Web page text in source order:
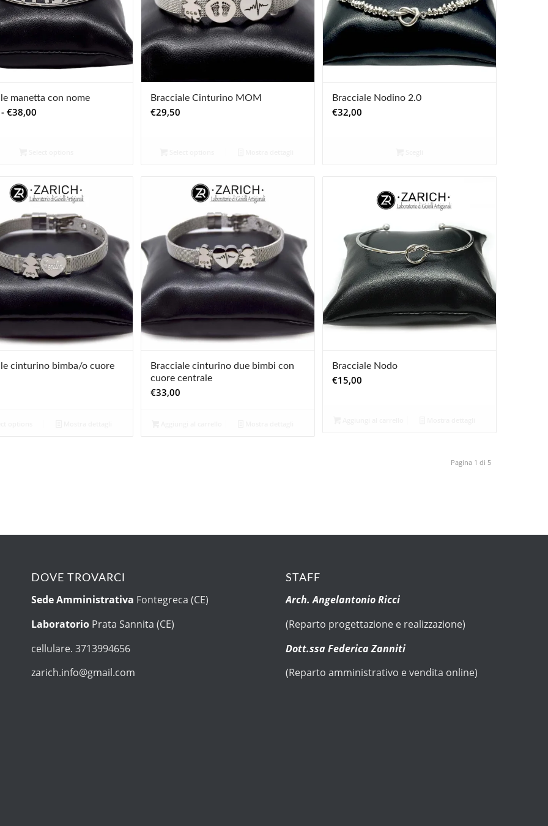
manetta con nome
- €38,00Fascia
a
€38,00
Bracciale Cinturino MOM
€29,50
Bracciale Nodino 2.0
€32,00
cinturino bimba/o cuore
Bracciale cinturino due bimbi con
cuore centrale
€33,00
Bracciale Nodo
€15,00
Pagina 1 di 5
DOVE TROVARCI
Sede Amministrativa Fontegreca (CE)
Laboratorio Prata Sannita (CE)
cellulare. 3713994656
zarich.info@gmail.com
STAFF
Arch. Angelantonio Ricci
(Reparto progettazione e realizzazione)
Dott.ssa Federica Zanniti
(Reparto amministrativo e vendita online)